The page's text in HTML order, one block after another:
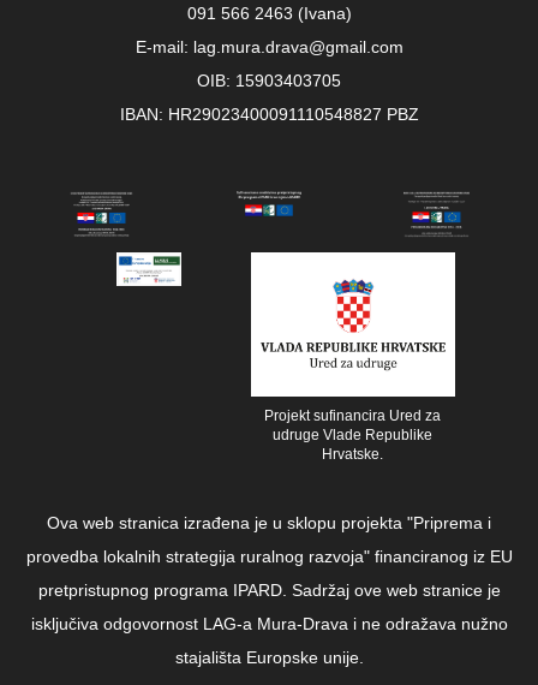
091 566 2463 (Ivana)
E-mail: lag.mura.drava@gmail.com
OIB: 15903403705
IBAN: HR29023400091110548827 PBZ
Projekt sufinancira Ured za
udruge Vlade Republike
Hrvatske.
Ova web stranica izrađena je u sklopu projekta "Priprema i
provedba lokalnih strategija ruralnog razvoja" financiranog iz EU
pretpristupnog programa IPARD. Sadržaj ove web stranice je
isključiva odgovornost LAG-a Mura-Drava i ne odražava nužno
stajališta Europske unije.